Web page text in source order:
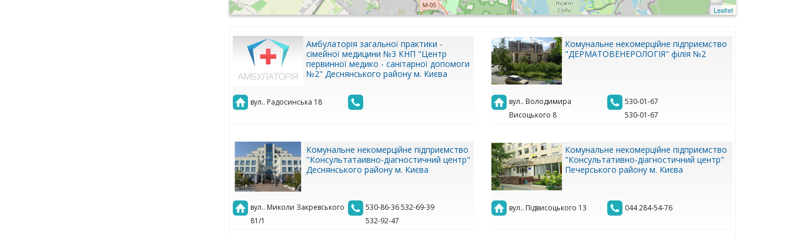
Leaflet
Амбулаторія загальної практики -
сімейної медицини №3 КНП "Центр
первинної медико - санітарної допомоги
№2" Деснянського району м. Києва
вул.. Радосинська 18
Комунальне некомерційне підприємство
"ДЕРМАТОВЕНЕРОЛОГІЯ" філія №2
вул.. Володимира
Висоцького 8
530-01-67
530-01-67
Комунальне некомерційне підприємство
"Консультатаивно-діагностичний центр"
Деснянського району м. Києва
вул.. Миколи Закревського
81/1
530-86-36 532-69-39
532-92-47
Комунальне некомерційне підприємство
"Консультативно-діагностичний центр"
Печерського району м. Києва
вул.. Підвисоцького 13 044 284-54-76